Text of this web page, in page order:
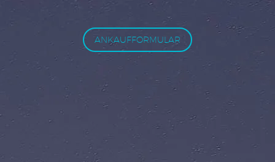
ANKAUFFORMULAR